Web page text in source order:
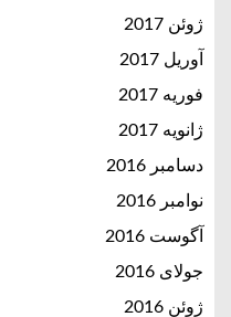
ژوئن 2017
آوریل 2017
فوریه 2017
ژانویه 2017
دسامبر 2016
نوامبر 2016
آگوست 2016
جولای 2016
ژوئن 2016